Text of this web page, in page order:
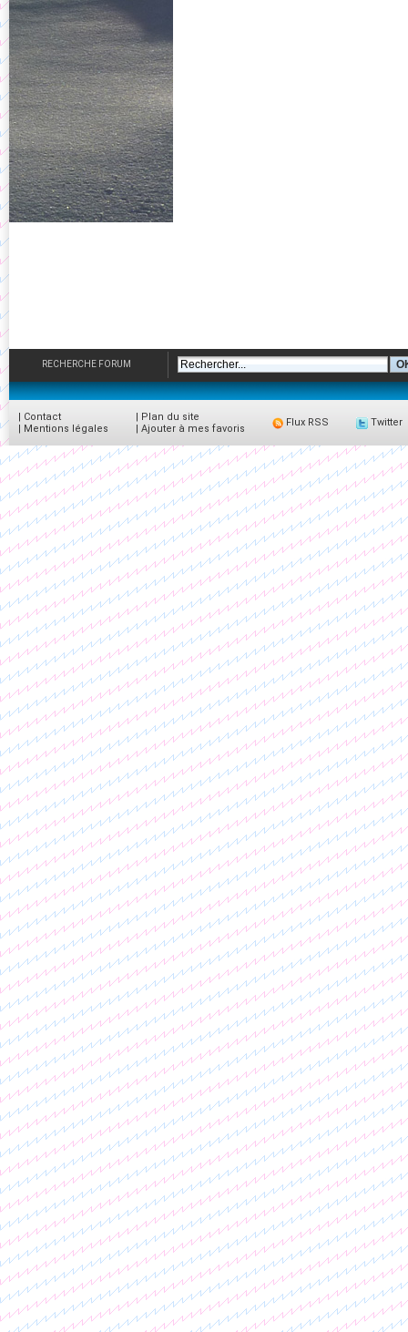
RECHERCHE FORUM
| Contact
| Mentions légales
| Plan du site
| Ajouter à mes favoris
Flux RSS Twitter